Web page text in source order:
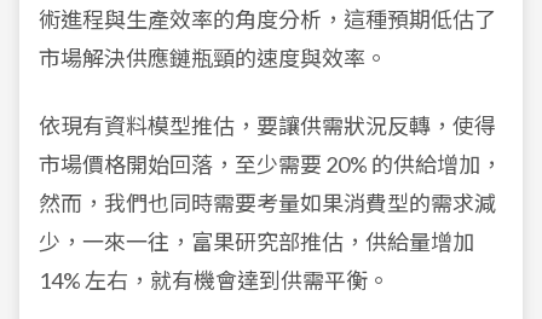
術進程與生產效率的角度分析，這種預期低估了
市場解決供應鏈瓶頸的速度與效率。
依現有資料模型推估，要讓供需狀況反轉，使得
市場價格開始回落，至少需要 20% 的供給增加，
然而，我們也同時需要考量如果消費型的需求減
少，一來一往，富果研究部推估，供給量增加
14% 左右，就有機會達到供需平衡。